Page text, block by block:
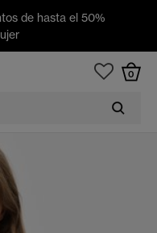
de hasta el 50%
0